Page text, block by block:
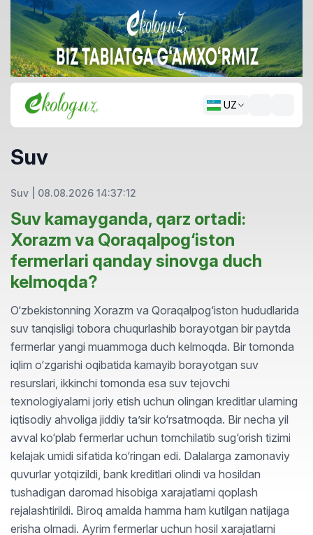
UZ
Suv
Suv 08.08.2026 14:37:12
Suv kamayganda, qarz ortadi:
Xorazm va Qoraqalpog‘iston
fermerlari qanday sinovga duch
kelmoqda?
O‘zbekistonning Xorazm va Qoraqalpog‘iston hududlarida
suv tanqisligi tobora chuqurlashib borayotgan bir paytda
fermerlar yangi muammoga duch kelmoqda. Bir tomonda
iqlim o‘zgarishi oqibatida kamayib borayotgan suv
resurslari, ikkinchi tomonda esa suv tejovchi
texnologiyalarni joriy etish uchun olingan kreditlar ularning
iqtisodiy ahvoliga jiddiy ta’sir ko‘rsatmoqda. Bir necha yil
avval ko‘plab fermerlar uchun tomchilatib sug‘orish tizimi
kelajak umidi sifatida ko‘ringan edi. Dalalarga zamonaviy
quvurlar yotqizildi, bank kreditlari olindi va hosildan
tushadigan daromad hisobiga xarajatlarni qoplash
rejalashtirildi. Biroq amalda hamma ham kutilgan natijaga
erisha olmadi. Ayrim fermerlar uchun hosil xarajatlarni